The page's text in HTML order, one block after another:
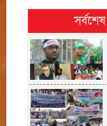
সর্বশেষ